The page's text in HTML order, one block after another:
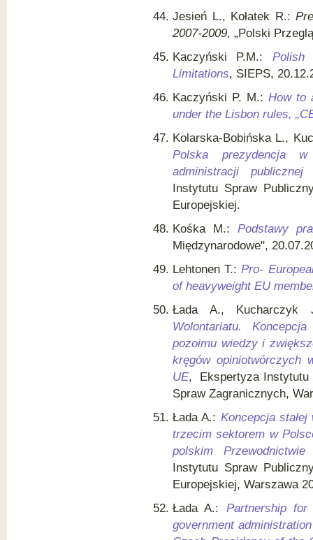
Jesień L., Kołatek R.:
2007-2009, „Polski
Kaczyński P.M.: Polish
Limitations, SIEPS,
Kaczyński P. M.:How to
under the Lisbon rules,
Kolarska-Bobińska L.,
Polska prezydencja
administracji
Instytutu Spraw
Europejskiej.
Kośka M.: Podstawy
Międzynarodowe",
Lehtonen T.:Pro-
of heavyweight EU
Łada A.,
Wolontariatu.
pozoimu wiedzy i
kręgów opiniotwórczych
UE, Ekspertyza Instytutu
Spraw Zagranicznych,
Łada A.: Koncepcja
trzecim sektorem w
polskim
Instytutu Spraw
Europejskiej, Warszawa
Łada A.: Partnership for
government